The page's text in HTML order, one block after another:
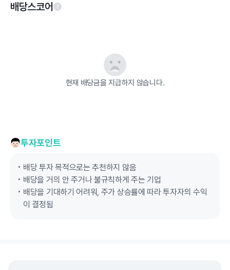
배당스코어
현재 배당금을 지급하지 않습니다.
투자포인트
배당 투자 목적으로는 추천하지 않음
배당을 거의 안 주거나 불규칙하게 주는 기업
배당을 기대하기 어려워, 주가 상승률에 따라 투자자의 수익
이 결정됨